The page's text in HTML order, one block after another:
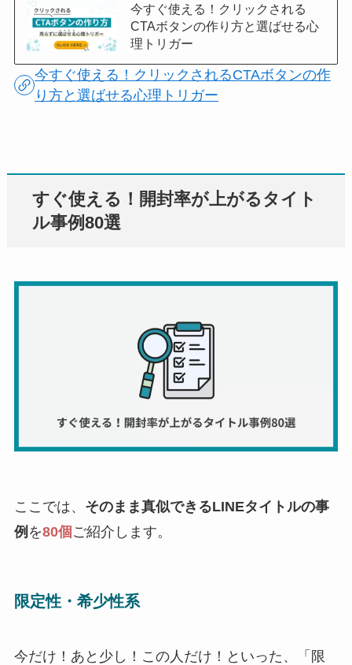
今すぐ使える！クリックされる
CTAボタンの作り方と選ばせる心
理トリガー
今すぐ使える！クリックされるCTAボタンの作
り方と選ばせる心理トリガー
すぐ使える！開封率が上がるタイト
ル事例80選
ここでは、 そのまま真似できるLINEタイトルの事
例 を80個 ご紹介します。
限定性・希少性系
今だけ！あと少し！この人だけ！といった、「限